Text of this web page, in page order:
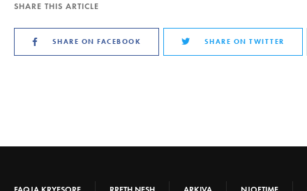
SHARE THIS ARTICLE
SHARE ON FACEBOOK SHARE ON TWITTER
FAQJA KRYESORE RRETH NESH ARKIVA NJOFTIME